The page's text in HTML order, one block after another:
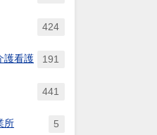
424
護看護 191
441
所 5